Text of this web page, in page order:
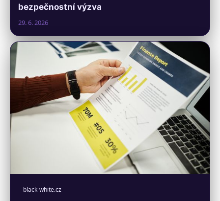
bezpečnostní výzva
29. 6. 2026
black-white.cz